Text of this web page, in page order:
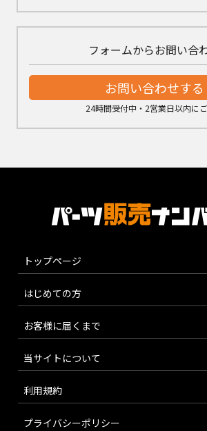
フォームからお問い合
お問い合わせする
24時間受付中・2営業日以内に
トップページ
はじめての方
お客様に届くまで
当サイトについて
利用規約
プライバシーポリシー